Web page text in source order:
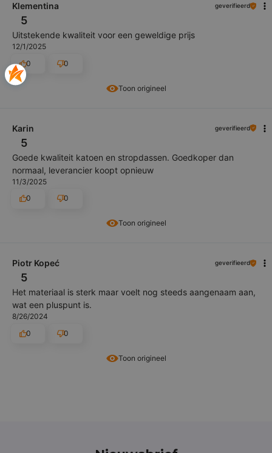
Toon origineel
Klementina geverifieerd
5
Uitstekende kwaliteit voor een geweldige prijs
12/1/2025
0
0
Toon origineel
Karin geverifieerd
5
Goede kwaliteit katoen en stropdassen. Goedkoper dan
normaal, leverancier koopt opnieuw
11/3/2025
0
0
Toon origineel
Piotr Kopeć geverifieerd
5
Het materiaal is sterk maar voelt nog steeds aangenaam aan,
wat een pluspunt is.
8/26/2024
0
0